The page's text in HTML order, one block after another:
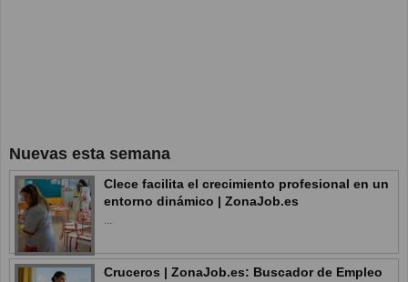
Nuevas esta semana
Clece facilita el crecimiento profesional en un
entorno dinámico | ZonaJob.es
...
Cruceros | ZonaJob.es: Buscador de Empleo